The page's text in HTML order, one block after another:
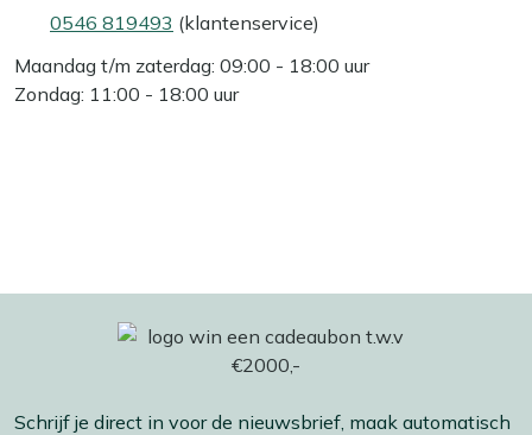
0546 819493 (klantenservice)
Maandag t/m zaterdag: 09:00 - 18:00 uur
Zondag: 11:00 - 18:00 uur
Schrijf je direct in voor de nieuwsbrief, maak automatisch